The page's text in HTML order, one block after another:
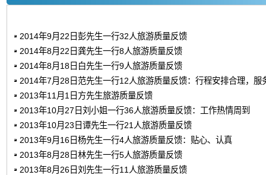
2014年9月22日彭先生一行32人旅游质量反馈
2014年8月22日龚先生一行8人旅游质量反馈
2014年8月18日白先生一行9人旅游质量反馈
2014年7月28日范先生一行12人旅游质量反馈：行程安排合理，服
2013年11月1日方先生旅游质量反馈
2013年10月27日刘小姐一行36人旅游质量反馈：工作热情周到
2013年10月23日谭先生一行21人旅游质量反馈
2013年9月16日杨先生一行4人旅游质量反馈：贴心、认真
2013年8月28日林先生一行5人旅游质量反馈
2013年8月26日刘先生一行11人旅游质量反馈